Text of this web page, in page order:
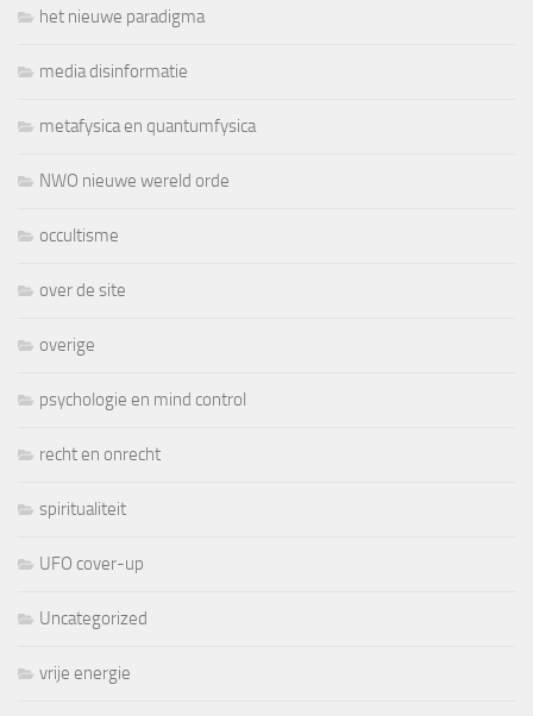
het nieuwe paradigma
media disinformatie
metafysica en quantumfysica
NWO nieuwe wereld orde
occultisme
over de site
overige
psychologie en mind control
recht en onrecht
spiritualiteit
UFO cover-up
Uncategorized
vrije energie